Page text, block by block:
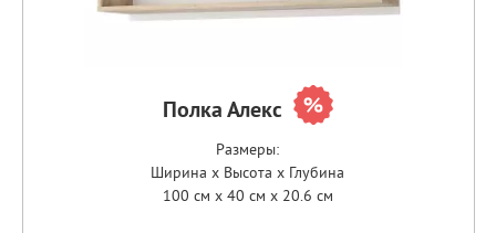
Полка Алекс
Размеры:
Ширина x Высота x Глубина
100 см x 40 см x 20.6 см